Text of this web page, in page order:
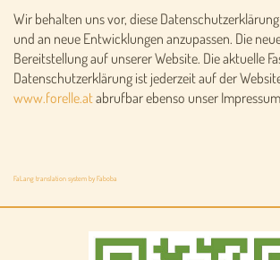
Wir behalten uns vor, diese
und an neue Entwicklungen anzupassen. Die
Bereitstellung auf unserer Website. Die aktuelle
Datenschutzerklärung ist jederzeit auf der
www.forelle.atabrufbar ebenso unser
FaLang translation system by Faboba